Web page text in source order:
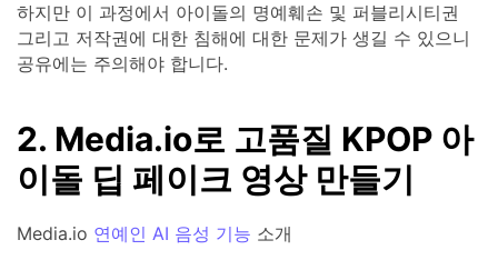
하지만 이 과정에서 아이돌의 명예훼손 및 퍼블리시티권
그리고 저작권에 대한 침해에 대한 문제가 생길 수 있으니
공유에는 주의해야 합니다.
2. Media.io로 고품질 KPOP 아
이돌 딥 페이크 영상 만들기
Media.io 연예인 AI 음성 기능 소개